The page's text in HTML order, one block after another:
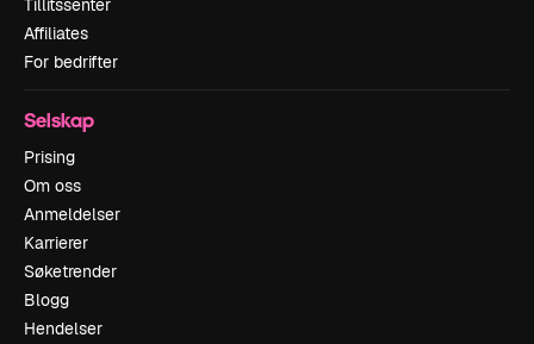
Tillitssenter
Affiliates
For bedrifter
Selskap
Prising
Om oss
Anmeldelser
Karrierer
Søketrender
Blogg
Hendelser